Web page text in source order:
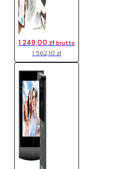
1 562,10 zł
1 249,00 zł brutto